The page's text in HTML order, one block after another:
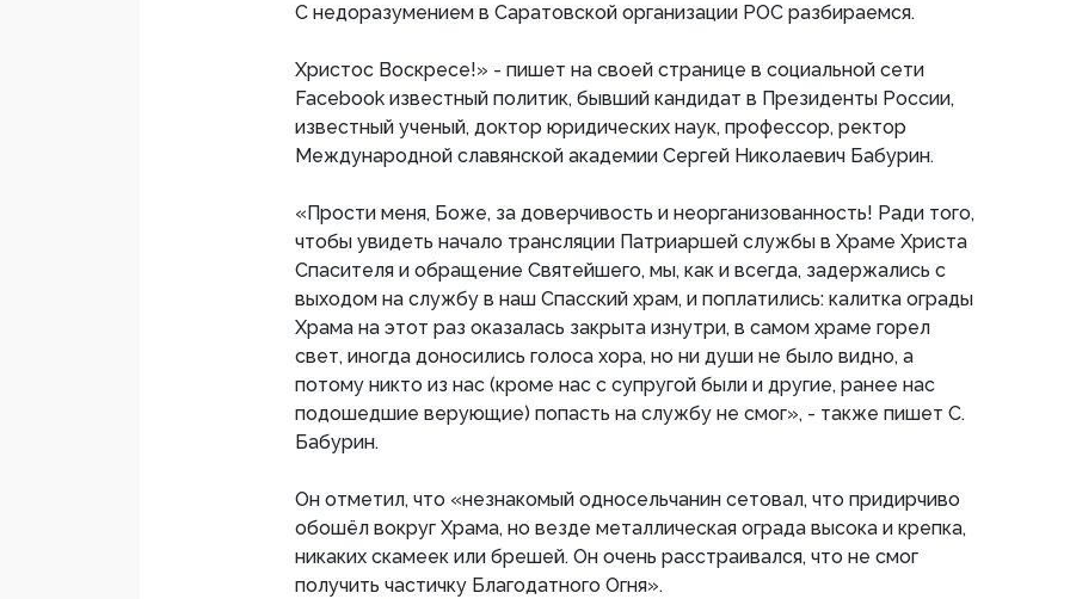
С недоразумением в Саратовской организации РОС разбираемся.
Христос Воскресе!» - пишет на своей странице в социальной сети
Facebook известный политик, бывший кандидат в Президенты России,
известный ученый, доктор юридических наук, профессор, ректор
Международной славянской академии Сергей Николаевич Бабурин.
«Прости меня, Боже, за доверчивость и неорганизованность! Ради того,
чтобы увидеть начало трансляции Патриаршей службы в Храме Христа
Спасителя и обращение Святейшего, мы, как и всегда, задержались с
выходом на службу в наш Спасский храм, и поплатились: калитка ограды
Храма на этот раз оказалась закрыта изнутри, в самом храме горел
свет, иногда доносились голоса хора, но ни души не было видно, а
потому никто из нас (кроме нас с супругой были и другие, ранее нас
подошедшие верующие) попасть на службу не смог», - также пишет С.
Бабурин.
Он отметил, что «незнакомый односельчанин сетовал, что придирчиво
обошёл вокруг Храма, но везде металлическая ограда высока и крепка,
никаких скамеек или брешей. Он очень расстраивался, что не смог
получить частичку Благодатного Огня».